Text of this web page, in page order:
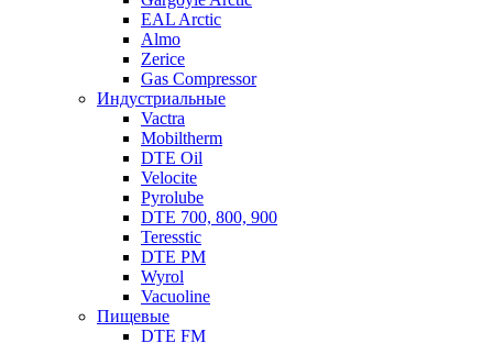
EAL Arctic
Almo
Zerice
Gas Compressor
Индустриальные
Vactra
Mobiltherm
DTE Oil
Velocite
Pyrolube
DTE 700, 800, 900
Teresstic
DTE PM
Wyrol
Vacuoline
Пищевые
DTE FM